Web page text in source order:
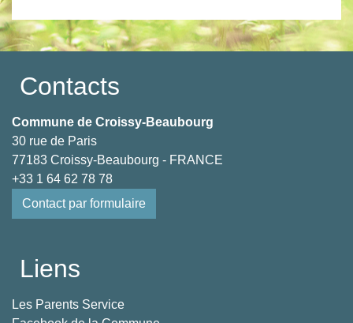
Contacts
Commune de Croissy-Beaubourg
30 rue de Paris
77183 Croissy-Beaubourg - FRANCE
+33 1 64 62 78 78
Contact par formulaire
Liens
Les Parents Service